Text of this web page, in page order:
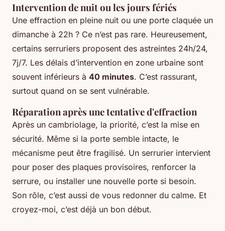
Intervention de nuit ou les jours fériés
Une effraction en pleine nuit ou une porte claquée un
dimanche à 22h ? Ce n’est pas rare. Heureusement,
certains serruriers proposent des astreintes 24h/24,
7j/7. Les délais d’intervention en zone urbaine sont
souvent inférieurs à 40 minutes. C’est rassurant,
surtout quand on se sent vulnérable.
Réparation après une tentative d'effraction
Après un cambriolage, la priorité, c’est la mise en
sécurité. Même si la porte semble intacte, le
mécanisme peut être fragilisé. Un serrurier intervient
pour poser des plaques provisoires, renforcer la
serrure, ou installer une nouvelle porte si besoin.
Son rôle, c’est aussi de vous redonner du calme. Et
croyez-moi, c’est déjà un bon début.